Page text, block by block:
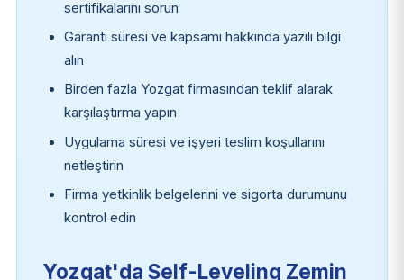
sertifikalarını sorun
Garanti süresi ve kapsamı hakkında yazılı bilgi
alın
Birden fazla Yozgat firmasından teklif alarak
karşılaştırma yapın
Uygulama süresi ve işyeri teslim koşullarını
netleştirin
Firma yetkinlik belgelerini ve sigorta durumunu
kontrol edin
Yozgat'da Self-Leveling Zemin